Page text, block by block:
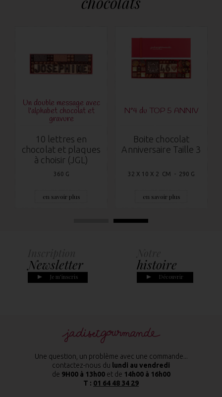
du TOP 5 ANNIV
Boite chocolat
Taille 3
32 X 10 X 2 CM - 290 G
en savoir plus
Nouveauté !
Boite JG1 collection
Exquise MERCI
24 X 10 X 2 CM - 235 G
en savoir plus
Pratiques
Une question, un problème avec une commande...
contactez-nous du lundi au vendredi
de 9H00 à 13h00et de 14h00 à 16h00
T : 01 64 48 34 29